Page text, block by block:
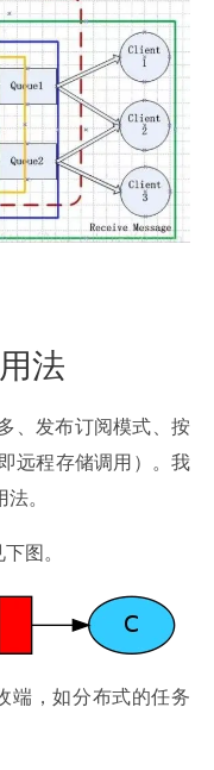
法
、发布订阅模式、按
远程存储调用）。我
。
图。
端，如分布式的任务